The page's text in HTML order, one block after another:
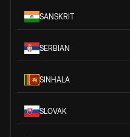
SANSKRIT
SERBIAN
SINHALA
SLOVAK